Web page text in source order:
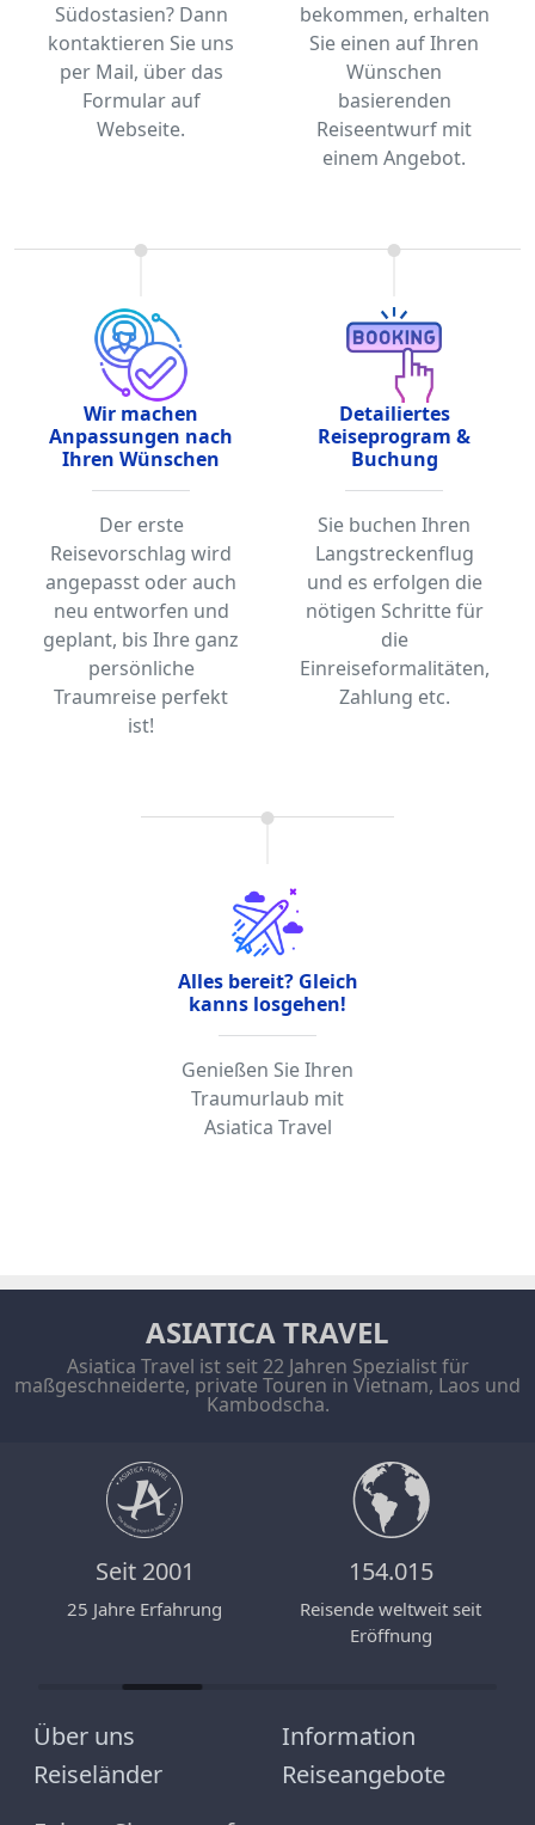
Südostasien? Dann
kontaktieren Sie uns
per Mail, über das
Formular auf
Webseite.
bekommen, erhalten
Sie einen auf Ihren
Wünschen
basierenden
Reiseentwurf mit
einem Angebot.
Wir machen
Anpassungen nach
Ihren Wünschen
Der erste
Reisevorschlag wird
angepasst oder auch
neu entworfen und
geplant, bis Ihre ganz
persönliche
Traumreise perfekt
ist!
Detailiertes
Reiseprogram &
Buchung
Sie buchen Ihren
Langstreckenflug
und es erfolgen die
nötigen Schritte für
die
Einreiseformalitäten,
Zahlung etc.
Alles bereit? Gleich
kanns losgehen!
Genießen Sie Ihren
Traumurlaub mit
Asiatica Travel
ASIATICA TRAVEL
Asiatica Travel ist seit 22 Jahren Spezialist für
maßgeschneiderte, private Touren in Vietnam, Laos und
Kambodscha.
Seit 2001
25 Jahre Erfahrung
154.015
Reisende weltweit seit
Eröffnung
Über uns
Information
Reiseländer
Reiseangebote